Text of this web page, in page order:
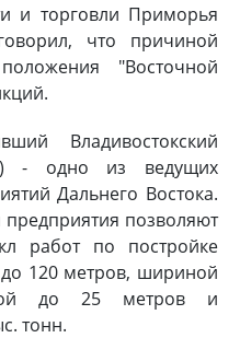
и торговли Приморья
что причиной
"Восточной
Владивостокский
- одно из ведущих
Дальнего Востока.
позволяют
работ по постройке
120 метров, шириной
до 25 метров и
тонн.